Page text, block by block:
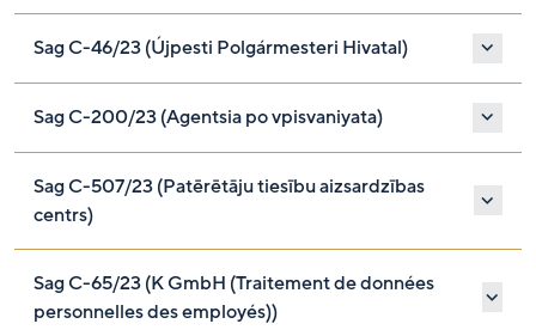
Sag C-46/23 (Újpesti Polgármesteri Hivatal)
Sag C-200/23 (Agentsia po vpisvaniyata)
Sag C-507/23 (Patērētāju tiesību aizsardzības
centrs)
Sag C-65/23 (K GmbH (Traitement de données
personnelles des employés))